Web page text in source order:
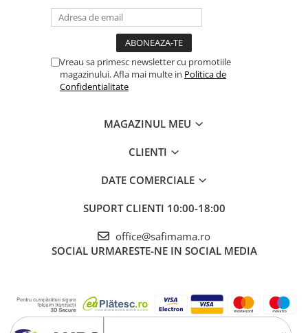
Vreau sa primesc newsletter cu promotiile
magazinului. Afla mai multe in Politica de
Confidentialitate
MAGAZINUL MEU
CLIENTI
DATE COMERCIALE
SUPORT CLIENTI 10:00-18:00
office@safimama.ro
SOCIAL URMARESTE-NE IN SOCIAL MEDIA